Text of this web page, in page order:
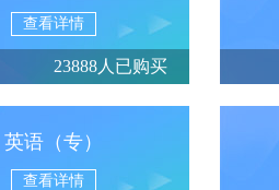
查看详情
23888人已购买
英语（专）
查看详情